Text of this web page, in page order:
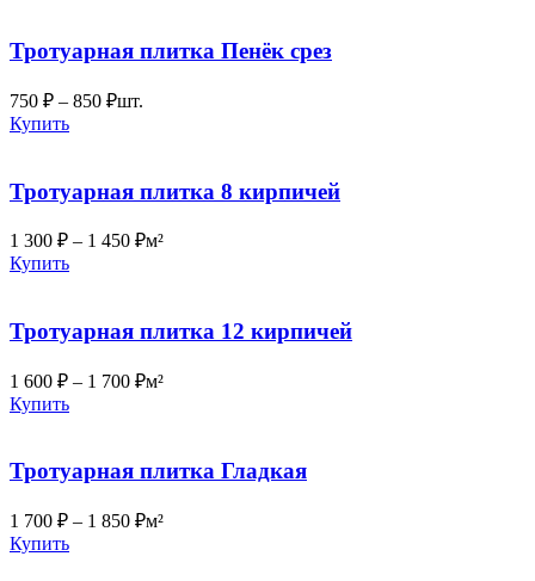
Тротуарная плитка Пенёк срез
750 ₽ – 850 ₽шт.
Купить
Тротуарная плитка 8 кирпичей
1 300 ₽ – 1 450 ₽м²
Купить
Тротуарная плитка 12 кирпичей
1 600 ₽ – 1 700 ₽м²
Купить
Тротуарная плитка Гладкая
1 700 ₽ – 1 850 ₽м²
Купить